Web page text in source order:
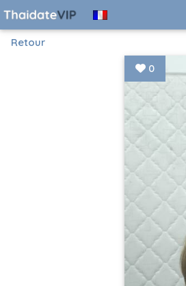
Retour
0